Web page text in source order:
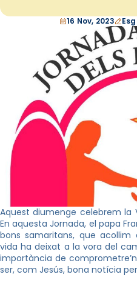
16 Nov, 2023
Aquest diumenge celebrem la
En aquesta Jornada, el papa
bons samaritans, que
vida ha deixat a la vora del
importància de
ser, com Jesús, bona notícia